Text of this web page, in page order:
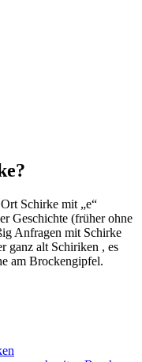
Schirke mit „e“
Geschichte (früher ohne
Anfragen mit Schirke
ganz alt Schiriken , es
am Brockengipfel.